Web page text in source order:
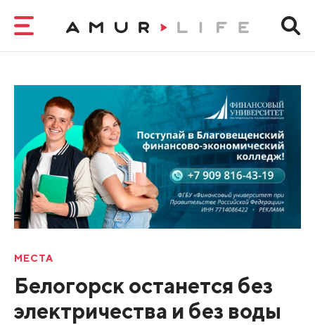
МЕСТА
Белогорск останется без
электричества и без воды